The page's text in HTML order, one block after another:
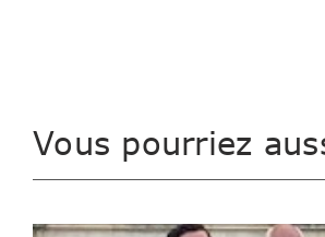
Vous pourriez